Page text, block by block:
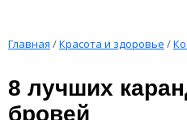
Главная /Красота и здоровье /
8 лучших
бровей